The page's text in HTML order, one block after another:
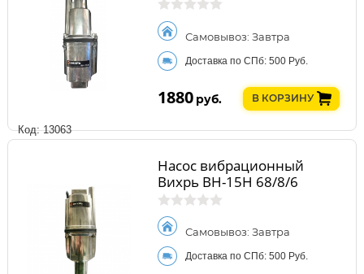
Код: 13063
Самовывоз: Завтра
Доставка по СПб: 500 Руб.
1880 руб. В КОРЗИНУ
Насос вибрационный
Вихрь ВН-15Н 68/8/6
Самовывоз: Завтра
Доставка по СПб: 500 Руб.